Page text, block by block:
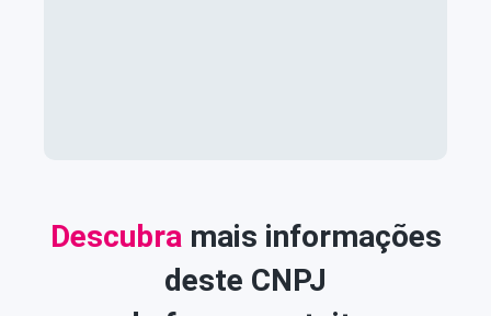
Descubra mais informações
deste CNPJ